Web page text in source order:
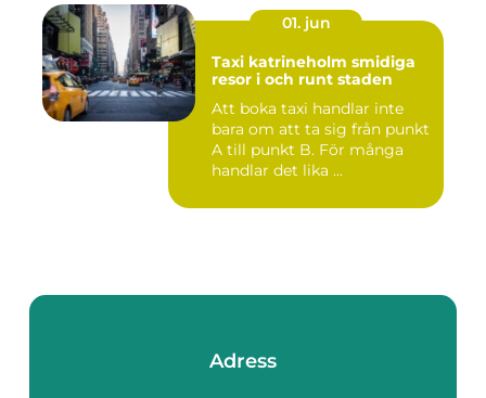
01. jun
Taxi katrineholm smidiga
resor i och runt staden
Att boka taxi handlar inte
bara om att ta sig från punkt
A till punkt B. För många
handlar det lika ...
Adress